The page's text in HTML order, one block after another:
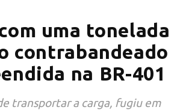
uma tonelada
contrabandeado
na BR-401
transportar a carga, fugiu em